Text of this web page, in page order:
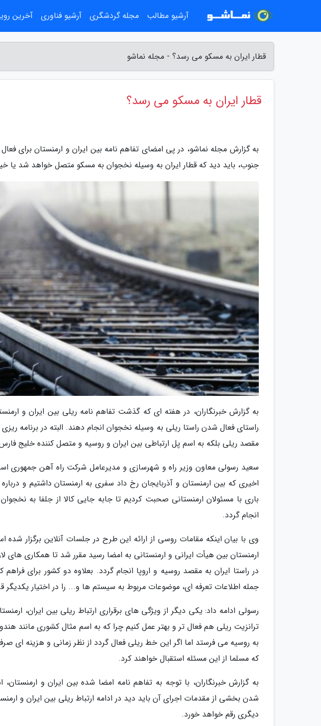
قطار ایران به مسکو می رسد؟ - مجله نماشو
قطار ایران به مسکو می رسد؟
به گزارش مجله نماشو، در پی امضای تفاهم نامه بین ایران و ارمنستان برای
جنوب، باید دید که قطار ایران به وسیله نخجوان به مسکو متصل خواهد شد یا
به گزارش خبرنگاران، در هفته ای که گذشت تفاهم نامه ریلی بین ایران و
راستای فعال شدن راستا ریلی به وسیله نخجوان انجام دهند. البته در برنامه
مقصد ریلی بلکه به اسم پل ارتباطی بین ایران و روسیه و متصل کننده خلیج
سعید رسولی معاون وزیر راه و شهرسازی و مدیرعامل شرکت راه آهن جمهوری
اخیری که بین ارمنستان و آذربایجان رخ داد سفری به ارمنستان داشتیم و
باری با مسئولان ارمنستانی صحبت کردیم تا جابه جایی کالا از جلفا به
انجام گردد.
وی با بیان اینکه مقامات روسی از ارائه این طرح در جلسات آنلاین برگزار شده
ارمنستان بین هیأت ایرانی و ارمنستانی به امضا رسید مقرر شد تا همکاری های
در راستا ایران به مقصد روسیه و اروپا انجام گردد. بعلاوه دو کشور برای فراهم
جمله اطلاعات تعرفه ای، موضوعات مربوط به سیستم ها و... را در اختیار یکدیگر
رسولی ادامه داد: یکی دیگر از ویژگی های برقراری ارتباط ریلی بین ایران،
ترانزیت ریلی هم فعال تر و بهتر عمل کنیم چرا که به اسم مثال کشوری مانند
به روسیه می فرستد اما اگر این خط ریلی فعال گردد از نظر زمانی و هزینه
که مسلما از این مسئله استقبال خواهند کرد.
به گزارش خبرنگاران، با توجه به تفاهم نامه امضا شده بین ایران و
شدن بخشی از مقدمات اجرای آن باید دید در ادامه ارتباط ریلی بین ایران و
دیگری رقم خواهد خورد.
آرشیو مطالب مجله گردشگری آرشیو فناوری آخرین